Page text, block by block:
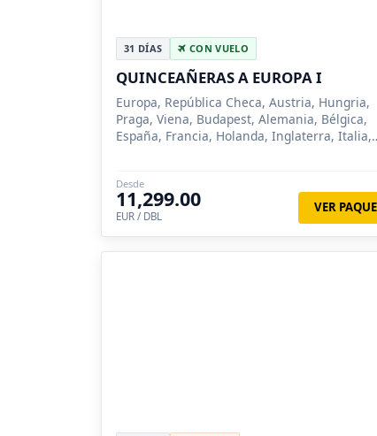
31 DÍAS CON VUELO
QUINCEAÑERAS A EUROPA I
Europa, República Checa, Austria, Hungria,
Praga, Viena, Budapest, Alemania, Bélgica,
España, Francia, Holanda, Inglaterra, Italia,
Desde
11,299.00
EUR / DBL
VER